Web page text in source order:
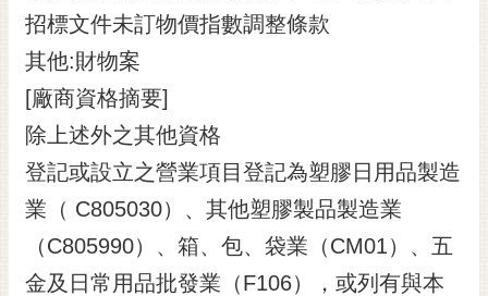
招標文件未訂物價指數調整條款
其他:財物案
[廠商資格摘要]
除上述外之其他資格
登記或設立之營業項目登記為塑膠日用品製造
業（ C805030）、其他塑膠製品製造業
（C805990）、箱、包、袋業（CM01）、五
金及日常用品批發業（F106），或列有與本